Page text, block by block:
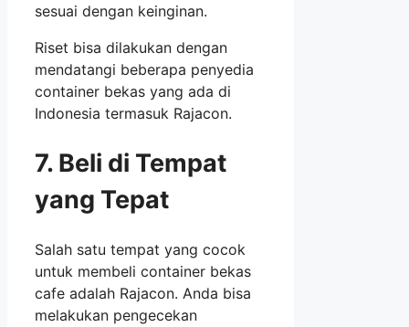
sesuai dengan keinginan.
Riset bisa dilakukan dengan
mendatangi beberapa penyedia
container bekas yang ada di
Indonesia termasuk Rajacon.
7. Beli di Tempat
yang Tepat
Salah satu tempat yang cocok
untuk membeli container bekas
cafe adalah Rajacon. Anda bisa
melakukan pengecekan